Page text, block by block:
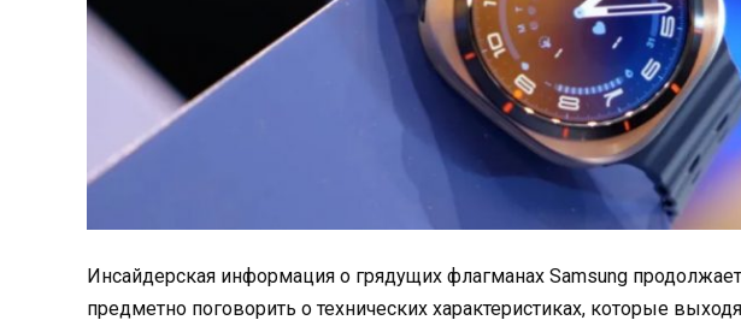
Инсайдерская информация о грядущих флагманах Samsung
предметно поговорить о технических характеристиках, которые